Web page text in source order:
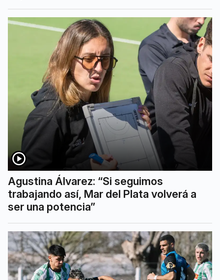
Agustina Álvarez: “Si seguimos
trabajando así, Mar del Plata volverá a
ser una potencia”